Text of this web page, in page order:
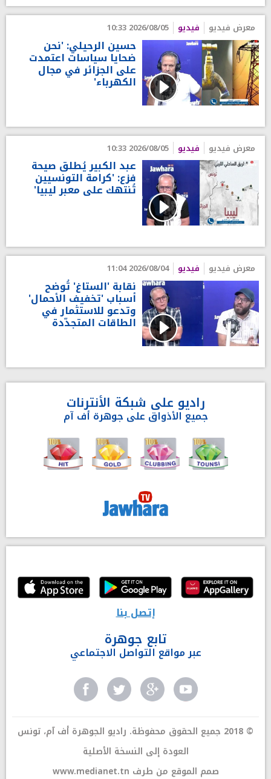
معرض فيديو فيديو 2026/08/05 10:33
حسين الرحيلي: 'نحن
ضحايا سياسات اعتمدت
على الجزائر في مجال
الكهرباء'
معرض فيديو فيديو 2026/08/05 10:33
عبد الكبير يُطلق صيحة
فزع: 'كرامة التونسيين
تُنتهك على معبر ليبيا'
معرض فيديو فيديو 2026/08/04 11:04
نقابة 'الستاغ' تُوضح
أسباب 'تخفيف الأحمال'
وتدعو للاستثمار في
الطاقات المتجدّدة
راديو على شبكة الأنترنات
جميع الأذواق على جوهرة أف آم
إتصل بنا
تابع جوهرة
عبر مواقع التواصل الاجتماعي
© 2018 جميع الحقوق محفوظة. راديو الجوهرة أف آم، تونس
العودة إلى النسخة الأصلية
www.medianet.tn صمم الموقع من طرف